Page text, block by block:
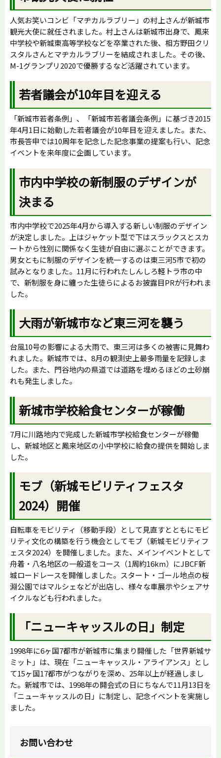
人気お笑いコンビ「マヂカルラブリー」の村上さんが新城市
観光大使に就任されました。村上さんは新城市出身で、鳳来
中学校や新城東高等学校などを卒業された後、相方野田クリ
スタルさんとマヂカルラブリーを結成されました。その後、
M-1グランプリ2020で優勝するなど活躍されています。
若者議会が10年目を迎える
「新城市若者条例」、「新城市若者議会条例」に基づき2015
年4月1日に始動した若者議会が10年目を迎えました。また、
市長答申では10周年を記念した記念事業の提案も行い、記念
イベントを来年度に企画しています。
市内中学校の新制服のデザインが
決まる
市内中学校で2025年4月から導入する新しい制服のデザイン
が決定しました。上はジャケット型で下はスラックスとスカ
ートから性別に関係なく生徒が自由に選ぶことができます。
男女ともに制服のデザインを統一するのは東三河5市で初の
試みとなりました。11月に行われたしんしろ軽トラ市の中
で、新制服を身に纏った生徒らによるお披露目PRが行われま
した。
大雨が新城市など東三河を襲う
台風10号の影響による大雨で、東三河は多くの被害に見舞わ
れました。新城市では、8月の観測史上最多雨量を記録しま
した。また、門谷地内の県道では道路を埋めるほどの土砂崩
れも発生しました。
新城市学校給食センターが稼働
7月に川路地内で完成した新城市学校給食センターが稼働
し、新城地区と鳳来地区の小中学校に給食の提供を開始しま
した。
モブ（新城モビリティフェスタ
2024）開催
自転車をモビリティ（移動手段）として見直すとともにモビ
リティ文化の構築を行う機会としてモブ（新城モビリティフ
ェスタ2024）を開催しました。また、メインイベントとして
舟着・八名地区の一般道をコース（1周約16km）にJBCF新
城ロードレースを開催しました。スタート・ゴール地点の桜
淵公園ではマルシェなどが出店し、様々な車展示やシェアサ
イクルなども行われました。
「ニューキャッスルの日」制定
1998年に6ヶ国7都市が新城市に集まり開催した「世界新城サ
ミット」は、現在「ニューキャッスル・アライアンス」とし
て15ヶ国17都市がつながりを深め、25年以上が経過しまし
た。新城市では、1998年の開会式の日にちなんで11月13日を
「ニューキャッスルの日」に制定し、記念イベントを実施し
ました。
お問い合わせ